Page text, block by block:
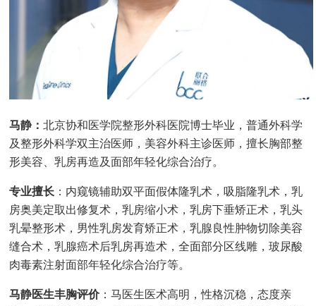
马静：北京协和医学院整形外科医院博士毕业，普通外科学
及整形外科学双主治医师，美容外科主诊医师，擅长胸部整
形美容、乳房再造及面部年轻化综合治疗。
专业擅长 ：内窥镜辅助双平面假体隆乳术，吸脂隆乳术，乳
房奥美定取出修复术，乳房缩小术，乳房下垂矫正术，乳头
乳晕整形术，男性乳房发育矫正术，乳腺良性肿物切除美容
缝合术，乳腺癌术后乳房再造术，全面部分区线雕，玻尿酸
肉毒素注射面部年轻化综合治疗等。
马静医生丰胸评价：马医生医术高明，性格沉稳，态度亲